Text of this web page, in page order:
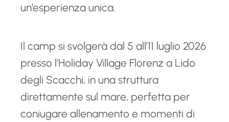
un’esperienza unica.
Il camp si svolgerà dal 5 all’11 luglio 2026
presso l’Holiday Village Florenz a Lido
degli Scacchi, in una struttura
direttamente sul mare, perfetta per
coniugare allenamento e momenti di